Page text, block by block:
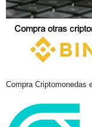
Compra Criptomonedas